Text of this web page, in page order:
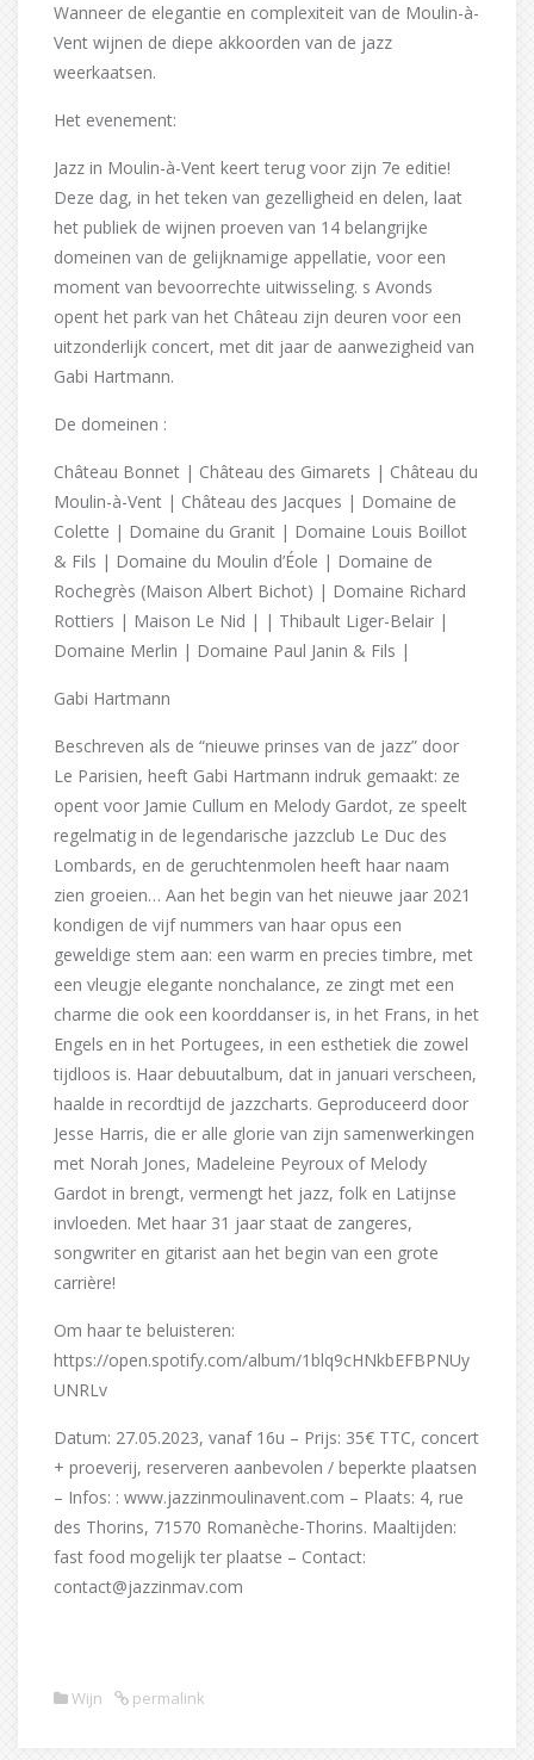
Wanneer de elegantie en complexiteit van de Moulin-à-
Vent wijnen de diepe akkoorden van de jazz
weerkaatsen.
Het evenement:
Jazz in Moulin-à-Vent keert terug voor zijn 7e editie!
Deze dag, in het teken van gezelligheid en delen, laat
het publiek de wijnen proeven van 14 belangrijke
domeinen van de gelijknamige appellatie, voor een
moment van bevoorrechte uitwisseling. s Avonds
opent het park van het Château zijn deuren voor een
uitzonderlijk concert, met dit jaar de aanwezigheid van
Gabi Hartmann.
De domeinen :
Château Bonnet | Château des Gimarets | Château du
Moulin-à-Vent | Château des Jacques | Domaine de
Colette | Domaine du Granit | Domaine Louis Boillot
& Fils | Domaine du Moulin d’Éole | Domaine de
Rochegrès (Maison Albert Bichot) | Domaine Richard
Rottiers | Maison Le Nid | | Thibault Liger-Belair |
Domaine Merlin | Domaine Paul Janin & Fils |
Gabi Hartmann
Beschreven als de “nieuwe prinses van de jazz” door
Le Parisien, heeft Gabi Hartmann indruk gemaakt: ze
opent voor Jamie Cullum en Melody Gardot, ze speelt
regelmatig in de legendarische jazzclub Le Duc des
Lombards, en de geruchtenmolen heeft haar naam
zien groeien… Aan het begin van het nieuwe jaar 2021
kondigen de vijf nummers van haar opus een
geweldige stem aan: een warm en precies timbre, met
een vleugje elegante nonchalance, ze zingt met een
charme die ook een koorddanser is, in het Frans, in het
Engels en in het Portugees, in een esthetiek die zowel
tijdloos is. Haar debuutalbum, dat in januari verscheen,
haalde in recordtijd de jazzcharts. Geproduceerd door
Jesse Harris, die er alle glorie van zijn samenwerkingen
met Norah Jones, Madeleine Peyroux of Melody
Gardot in brengt, vermengt het jazz, folk en Latijnse
invloeden. Met haar 31 jaar staat de zangeres,
songwriter en gitarist aan het begin van een grote
carrière!
Om haar te beluisteren:
https://open.spotify.com/album/1blq9cHNkbEFBPNUy
UNRLv
Datum: 27.05.2023, vanaf 16u – Prijs: 35€ TTC, concert
+ proeverij, reserveren aanbevolen / beperkte plaatsen
– Infos: : www.jazzinmoulinavent.com – Plaats: 4, rue
des Thorins, 71570 Romanèche-Thorins. Maaltijden:
fast food mogelijk ter plaatse – Contact:
contact@jazzinmav.com
Wijn permalink